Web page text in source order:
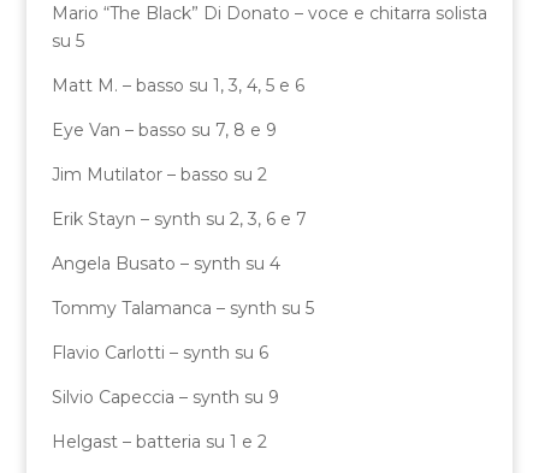
Mario “The Black” Di Donato – voce e chitarra solista
su 5
Matt M. – basso su 1, 3, 4, 5 e 6
Eye Van – basso su 7, 8 e 9
Jim Mutilator – basso su 2
Erik Stayn – synth su 2, 3, 6 e 7
Angela Busato – synth su 4
Tommy Talamanca – synth su 5
Flavio Carlotti – synth su 6
Silvio Capeccia – synth su 9
Helgast – batteria su 1 e 2